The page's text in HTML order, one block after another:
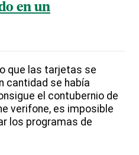
en un
que las tarjetas se
cantidad se había
el contubernio de
verifone, es imposible
los programas de